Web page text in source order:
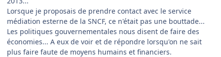
Lorsque je proposais de prendre contact avec le service
médiation esterne de la SNCF, ce n'était pas une bouttade...
Les politiques gouvernementales nous disent de faire des
économies... A eux de voir et de répondre lorsqu'on ne sait
plus faire faute de moyens humains et financiers.